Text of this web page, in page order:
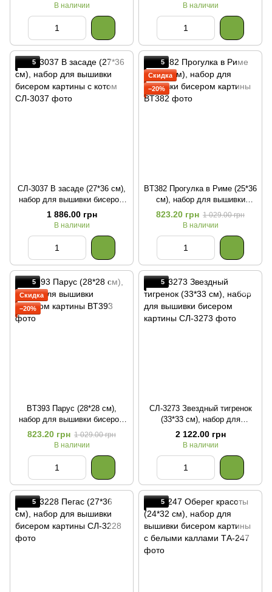
В наличии В наличии
5
СЛ-3037 В засаде (27*36 см),
набор для вышивки бисером
картины с котом
1 886.00 грн
В наличии
5
Скидка
−20%
BT382 Прогулка в Риме (25*36
см), набор для вышивки
бисером картины
823.20 грн 1 029.00 грн
В наличии
5
Скидка
−20%
BT393 Парус (28*28 см),
набор для вышивки бисером
картины
823.20 грн 1 029.00 грн
В наличии
5
СЛ-3273 Звездный тигренок
(33*33 см), набор для
вышивки бисером картины
2 122.00 грн
В наличии
5 5